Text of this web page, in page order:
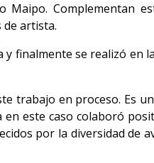
Complementan
artista.
finalmente se realizó en
trabajo en proceso. Es
este caso colaboró
por la diversidad de